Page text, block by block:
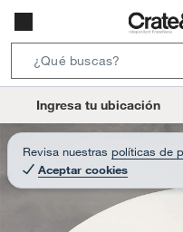
o
t
Ingresa tu ubicación
Revisa nuestras políticas de
Aceptar cookies